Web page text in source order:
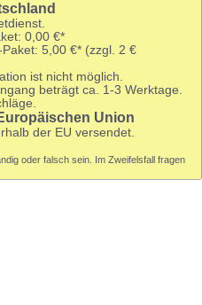
0,00 €*
5,00 €* (zzgl. 2 €
ist nicht möglich.
beträgt ca. 1-3 Werktage.
Union
der EU versendet.
oder falsch sein. Im Zweifelsfall fragen